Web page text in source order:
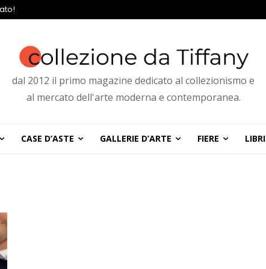
dal 2012 il primo magazine dedicato al collezionismo e
al mercato dell'arte moderna e contemporanea.
CASE D’ASTE GALLERIE D’ARTE FIERE LIBRI